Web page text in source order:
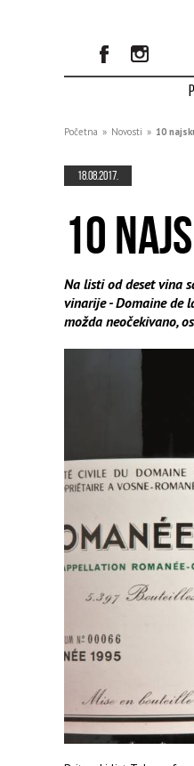
Početna » Novosti » 10
18.08.2017.
10
Na listi od deset vina
vinarije - Domaine de
možda neočekivano,